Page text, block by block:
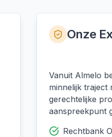
Onze
Vanuit Almelo
minnelijk traject
gerechtelijke
aanspreekpunt
Rechtbank